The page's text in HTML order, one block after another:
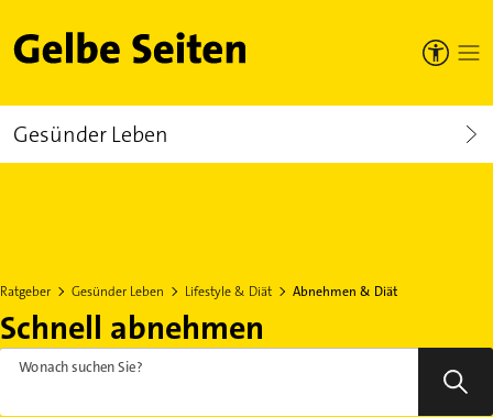
Gelbe Seiten
Gesünder Leben
Ratgeber Gesünder Leben Lifestyle & Diät Abnehmen & Diät
Schnell abnehmen
Wonach suchen Sie?